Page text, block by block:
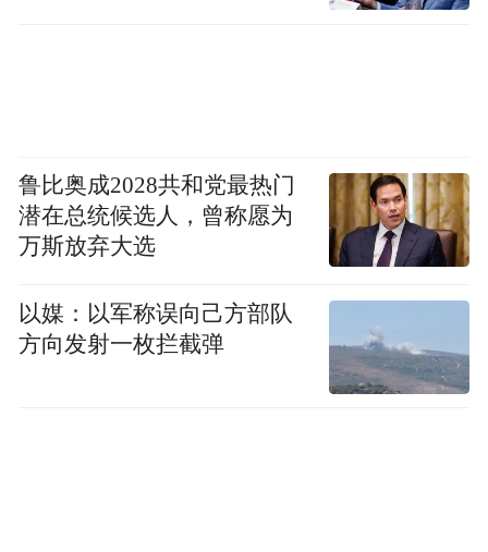
鲁比奥成2028共和党最热门
潜在总统候选人，曾称愿为
万斯放弃大选
以媒：以军称误向己方部队
方向发射一枚拦截弹